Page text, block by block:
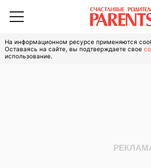
На информационном ресурсе применяются
Оставаясь на сайте, вы подтверждаете свое
использование.